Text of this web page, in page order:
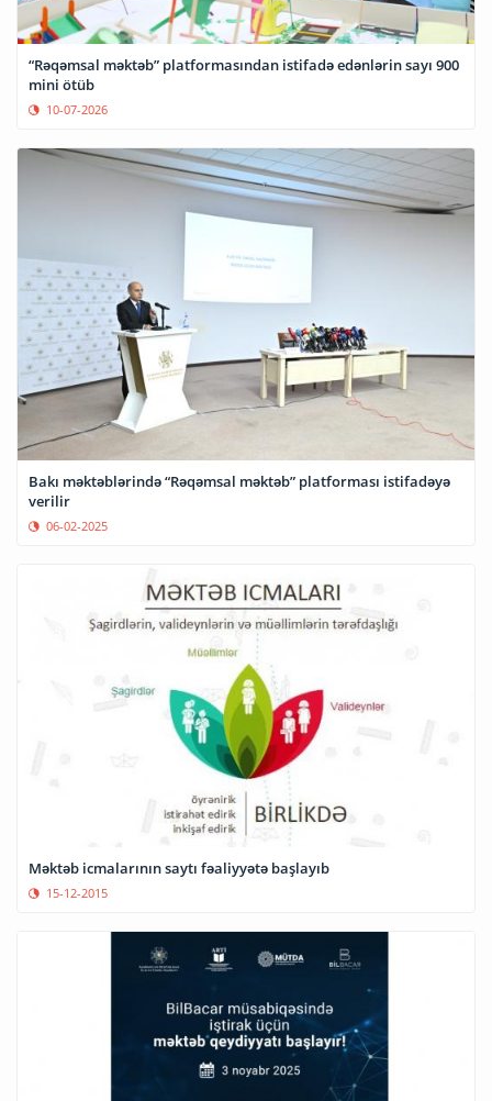
“Rəqəmsal məktəb” platformasından istifadə edənlərin sayı 900
mini ötüb
10-07-2026
Bakı məktəblərində “Rəqəmsal məktəb” platforması istifadəyə
verilir
06-02-2025
Məktəb icmalarının saytı fəaliyyətə başlayıb
15-12-2015